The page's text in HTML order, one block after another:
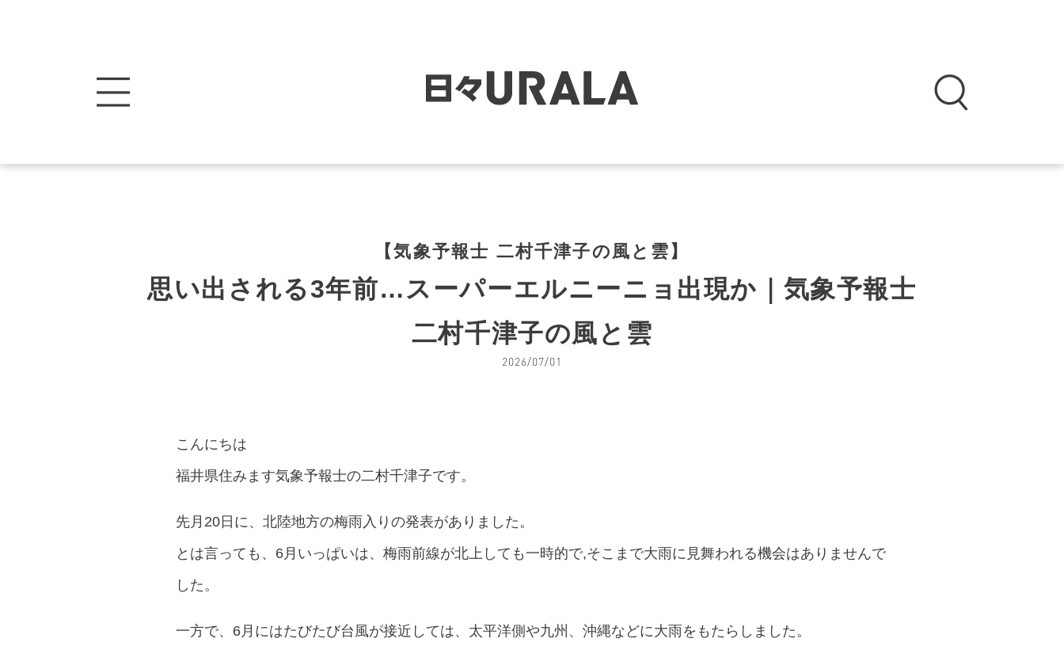
【気象予報士 二村千津子の風と雲】
思い出される3年前…スーパーエルニーニョ出現か｜気象予報士
二村千津子の風と雲
2026/07/01
こんにちは
福井県住みます気象予報士の二村千津子です。
先月20日に、北陸地方の梅雨入りの発表がありました。
とは言っても、6月いっぱいは、梅雨前線が北上しても一時的で,そこまで大雨に見舞われる機会はありませんで
した。
一方で、6月にはたびたび台風が接近しては、太平洋側や九州、沖縄などに大雨をもたらしました。